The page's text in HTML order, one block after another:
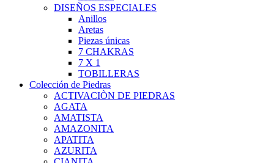
DISEÑOS ESPECIALES
Anillos
Aretas
Piezas únicas
7 CHAKRAS
7 X 1
TOBILLERAS
Colección de Piedras
ACTIVACIÒN DE PIEDRAS
AGATA
AMATISTA
AMAZONITA
APATITA
AZURITA